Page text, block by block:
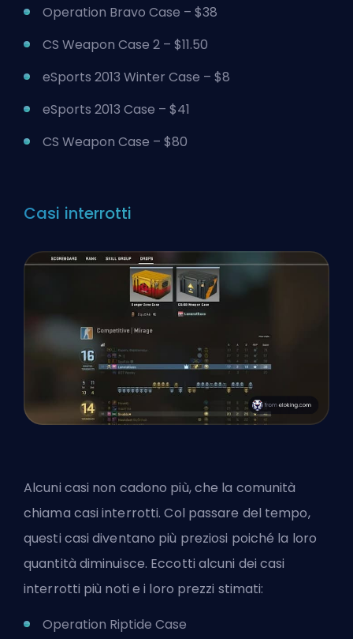
Operation Bravo Case – $38
CS Weapon Case 2 – $11.50
eSports 2013 Winter Case – $8
eSports 2013 Case – $41
CS Weapon Case – $80
Casi interrotti
Alcuni casi non cadono più, che la comunità
chiama casi interrotti. Col passare del tempo,
questi casi diventano più preziosi poiché la loro
quantità diminuisce. Eccotti alcuni dei casi
interrotti più noti e i loro prezzi stimati:
Operation Riptide Case